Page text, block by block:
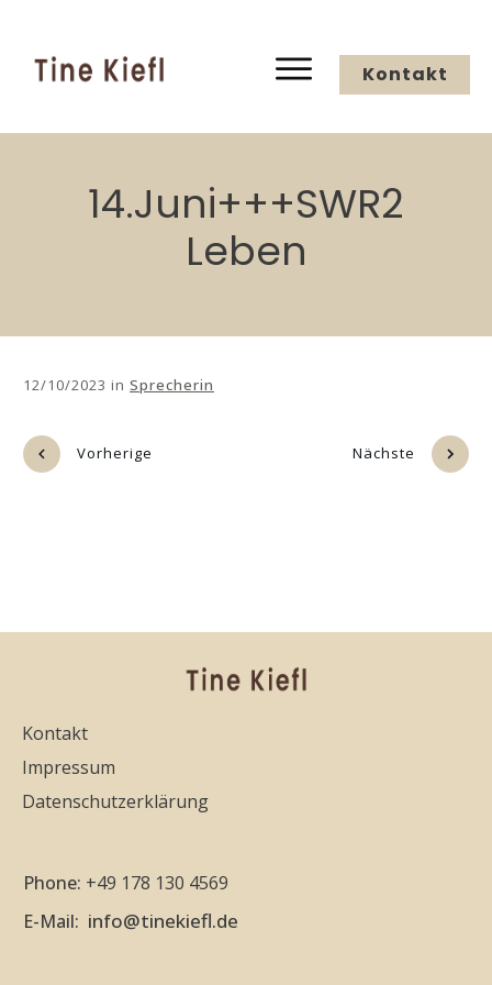
Kontakt
14.Juni+++SWR2
Leben
12/10/2023 in Sprecherin
Vorherige Nächste
Kontakt
Impressum
Datenschutzerklärung
Phone: +49 178 130 4569
E-Mail: info@tinekiefl.de